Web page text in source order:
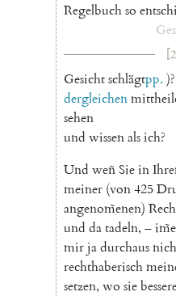
Regelbuchso
Gesichtschlägtpp. )?
dergleichen
sehen
und wissenalsich?
Und weñSiein
meiner (von425
angenom̃enen)
und datadeln, –
mirjadurchaus
rechthaberisch
setzen, wo sie